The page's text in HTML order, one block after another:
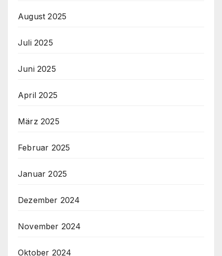
August 2025
Juli 2025
Juni 2025
April 2025
März 2025
Februar 2025
Januar 2025
Dezember 2024
November 2024
Oktober 2024